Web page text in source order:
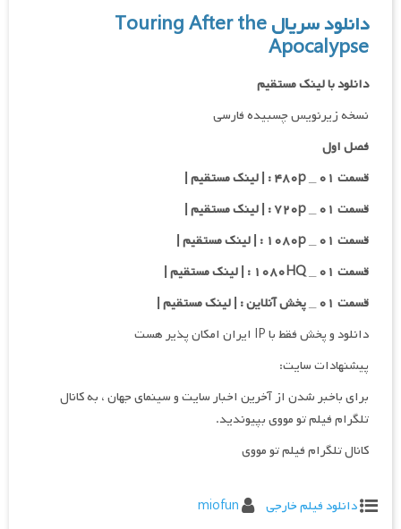
دانلود سریال Touring After the
Apocalypse
دانلود با لینک مستقیم
نسخه زیرنویس چسبیده فارسی
فصل اول
قسمت ۰۱ _ ۴۸۰p : | لینک مستقیم |
قسمت ۰۱ _ ۷۲۰p : | لینک مستقیم |
قسمت ۰۱ _ ۱۰۸۰p : | لینک مستقیم |
قسمت ۰۱ _ ۱۰۸۰HQ : | لینک مستقیم |
قسمت ۰۱ _ پخش آنلاین : | لینک مستقیم |
دانلود و پخش فقط با IP ایران امکان پذیر هست
پیشنهادات سایت:
برای باخبر شدن از آخرین اخبار سایت و سینمای جهان ، به کانال
تلگرام فیلم تو مووی بپیوندید.
کانال تلگرام فیلم تو مووی
دانلود فیلم خارجی
miofun